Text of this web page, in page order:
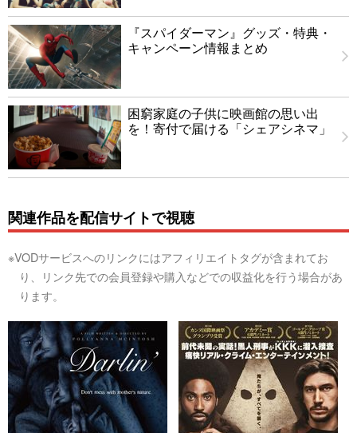
『スパイダーマン』グッズ・特典・
キャンペーン情報まとめ
困窮家庭の子供に映画館の思い出
を！寄付で届ける「シェアシネマ」
関連作品を配信サイトで視聴
※VODサービスへのリンクにはアフィリエイトタグが含まれてお
り、リンク先での会員登録や購入などでの収益化を行う場合があ
ります。